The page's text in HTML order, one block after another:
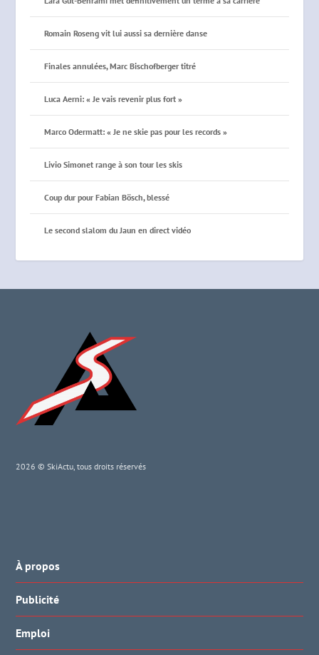
Romain Roseng vit lui aussi sa dernière danse
Finales annulées, Marc Bischofberger titré
Luca Aerni: « Je vais revenir plus fort »
Marco Odermatt: « Je ne skie pas pour les records »
Livio Simonet range à son tour les skis
Coup dur pour Fabian Bösch, blessé
Le second slalom du Jaun en direct vidéo
2026 © SkiActu, tous droits réservés
À propos
Publicité
Emploi